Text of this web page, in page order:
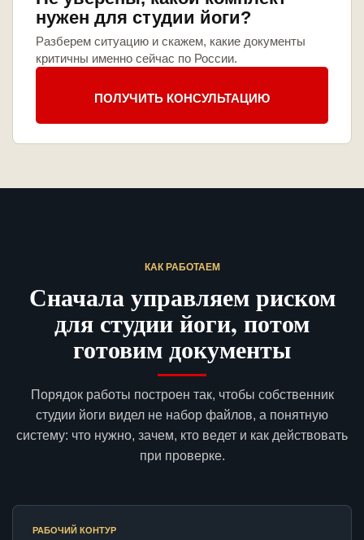
нужен для студии йоги?
Разберем ситуацию и скажем, какие документы
критичны именно сейчас по России.
ПОЛУЧИТЬ КОНСУЛЬТАЦИЮ
КАК РАБОТАЕМ
Сначала управляем риском
для студии йоги, потом
готовим документы
Порядок работы построен так, чтобы собственник
студии йоги видел не набор файлов, а понятную
систему: что нужно, зачем, кто ведет и как действовать
при проверке.
РАБОЧИЙ КОНТУР